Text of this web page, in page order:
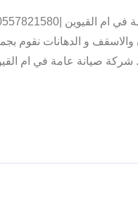
و الدهانات نقوم
شركة صيانة عامة في ام